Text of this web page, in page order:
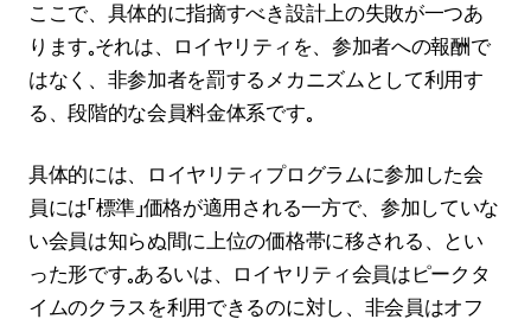
ここで、具体的に指摘すべき設計上の失敗が一つあ
ります。それは、ロイヤリティを、参加者への報酬で
はなく、非参加者を罰するメカニズムとして利用す
る、段階的な会員料金体系です。
具体的には、ロイヤリティプログラムに参加した会
員には「標準」価格が適用される一方で、参加していな
い会員は知らぬ間に上位の価格帯に移される、とい
った形です。あるいは、ロイヤリティ会員はピークタ
イムのクラスを利用できるのに対し、非会員はオフ